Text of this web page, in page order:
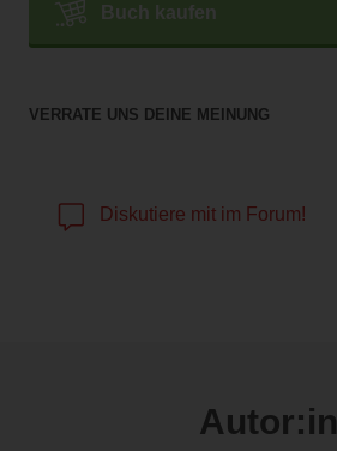
Buch kaufen
VERRATE UNS DEINE MEINUNG
Diskutiere mit im Forum!
Autor:in